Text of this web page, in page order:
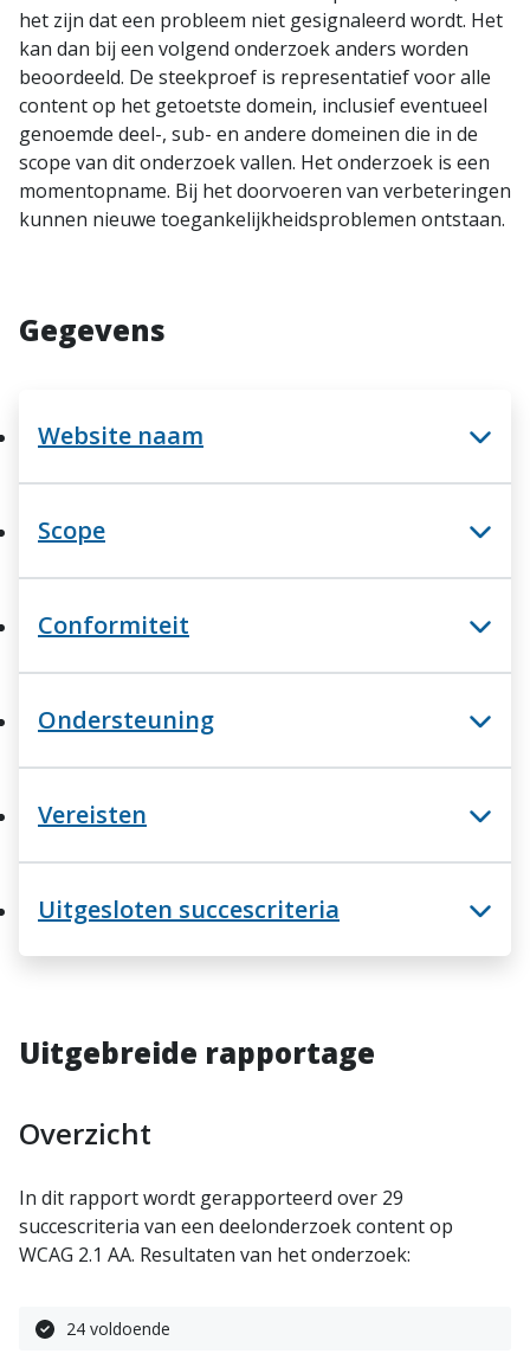
het zijn dat een probleem niet gesignaleerd wordt. Het
kan dan bij een volgend onderzoek anders worden
beoordeeld. De steekproef is representatief voor alle
content op het getoetste domein, inclusief eventueel
genoemde deel-, sub- en andere domeinen die in de
scope van dit onderzoek vallen. Het onderzoek is een
momentopname. Bij het doorvoeren van verbeteringen
kunnen nieuwe toegankelijkheidsproblemen ontstaan.
Gegevens
Website naam
Scope
Conformiteit
Ondersteuning
Vereisten
Uitgesloten succescriteria
Uitgebreide rapportage
Overzicht
In dit rapport wordt gerapporteerd over 29
succescriteria van een deelonderzoek content op
WCAG 2.1 AA. Resultaten van het onderzoek:
24 voldoende